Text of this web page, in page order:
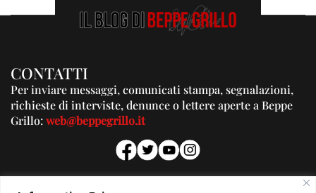
CONTATTI
Per inviare messaggi, comunicati stampa, segnalazioni,
richieste di interviste, denunce o lettere aperte a Beppe
Grillo:web@beppegrillo.it